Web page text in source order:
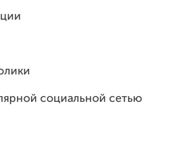
социальной сетью